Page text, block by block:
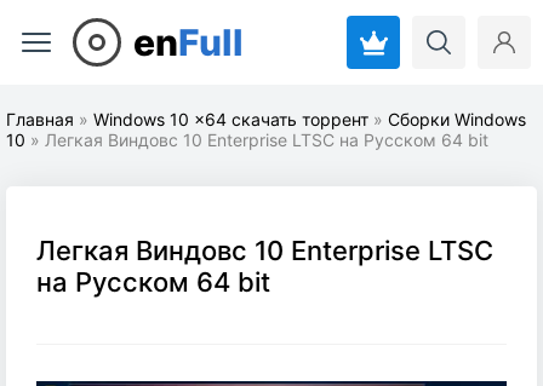
enFull
Главная » Windows 10 x64 скачать торрент » Cборки Windows
10 » Легкая Виндовс 10 Enterprise LTSC на Русском 64 bit
Легкая Виндовс 10 Enterprise LTSC
на Русском 64 bit